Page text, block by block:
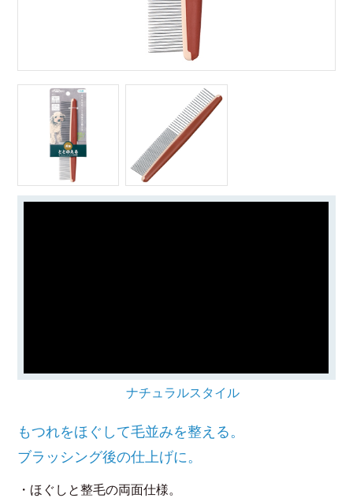
ナチュラルスタイル
もつれをほぐして毛並みを整える。
ブラッシング後の仕上げに。
・ほぐしと整毛の両面仕様。